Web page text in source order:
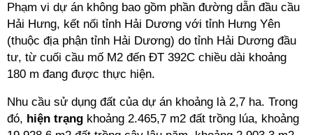
Phạm vi dự án không bao gồm phần đường dẫn đầu cầu
Hải Hưng, kết nối tỉnh Hải Dương với tỉnh Hưng Yên
(thuộc địa phận tỉnh Hải Dương) do tỉnh Hải Dương đầu
tư, từ cuối cầu mố M2 đến ĐT 392C chiều dài khoảng
180 m đang được thực hiện.
Nhu cầu sử dụng đất của dự án khoảng là 2,7 ha. Trong
đó, hiện trạng khoảng 2.465,7 m2 đất trồng lúa, khoảng